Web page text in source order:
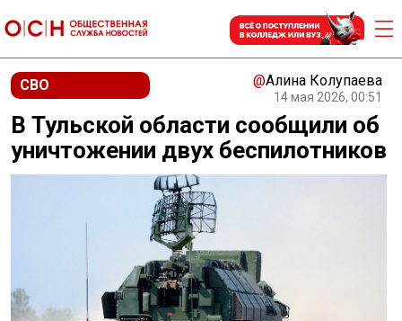
СВО @Алина Колупаева
14 мая 2026, 00:51
В Тульской области сообщили об
уничтожении двух беспилотников